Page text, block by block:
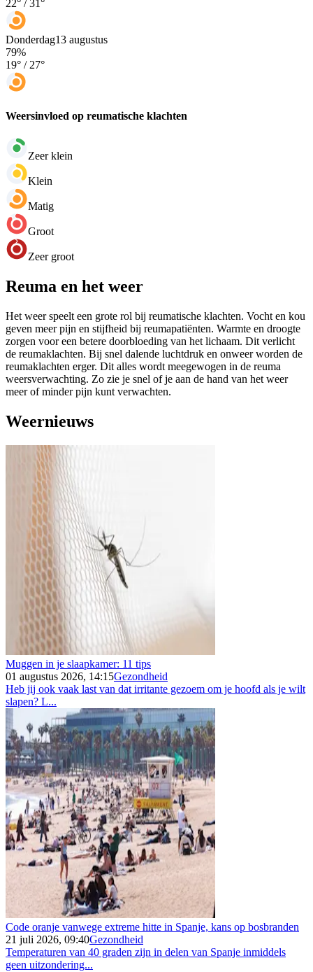
22° / 31 °
Donderdag13 augustus
79%
19° / 27°
Weersinvloed op reumatische klachten
Zeer klein
Klein
Matig
Groot
Zeer groot
Reuma en het weer
Het weer speelt een grote rol bij reumatische klachten. Vocht en kou
geven meer pijn en stijfheid bij reumapatiënten. Warmte en droogte
zorgen voor een betere doorbloeding van het lichaam. Dit verlicht
de reumaklachten. Bij snel dalende luchtdruk en onweer worden de
reumaklachten erger. Dit alles wordt meegewogen in de reuma
weersverwachting. Zo zie je snel of je aan de hand van het weer
meer of minder pijn kunt verwachten.
Weernieuws
Muggen in je slaapkamer: 11 tips
01 augustus 2026, 14:15Gezondheid
Heb jij ook vaak last van dat irritante gezoem om je hoofd als je wilt
slapen? L...
Code oranje vanwege extreme hitte in Spanje, kans op bosbranden
21 juli 2026, 09:40Gezondheid
Temperaturen van 40 graden zijn in delen van Spanje inmiddels
geen uitzondering...